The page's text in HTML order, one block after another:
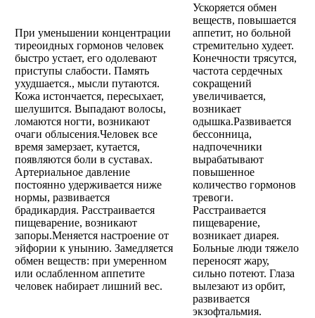
При уменьшении концентрации
тиреоидных гормонов человек
быстро устает, его одолевают
приступы слабости. Память
ухудшается., мысли путаются.
Кожа истончается, пересыхает,
шелушится. Выпадают волосы,
ломаются ногти, возникают
очаги облысения.Человек все
время замерзает, кутается,
появляются боли в суставах.
Артериальное давление
постоянно удерживается ниже
нормы, развивается
брадикардия. Расстраивается
пищеварение, возникают
запоры.Меняется настроение от
эйфории к унынию. Замедляется
обмен веществ: при умеренном
или ослабленном аппетите
человек набирает лишний вес.
Ускоряется обмен
веществ, повышается
аппетит, но больной
стремительно худеет.
Конечности трясутся,
частота сердечных
сокращений
увеличивается,
возникает
одышка.Развивается
бессонница,
надпочечники
вырабатывают
повышенное
количество гормонов
тревоги.
Расстраивается
пищеварение,
возникает диарея.
Больные люди тяжело
переносят жару,
сильно потеют. Глаза
вылезают из орбит,
развивается
экзофтальмия.